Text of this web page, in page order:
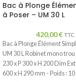
Bac à Plonge
à Poser – UM 30 L
420,00€ TTC
Bac à Plonge Élément
UM 30 L Robinet mono trou
230 x P 300 x H 200 Dim Ext
600 x H 290 mm - Poids :